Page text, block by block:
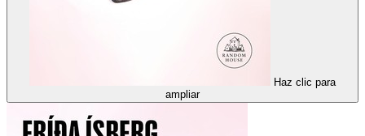
Haz clic para
ampliar